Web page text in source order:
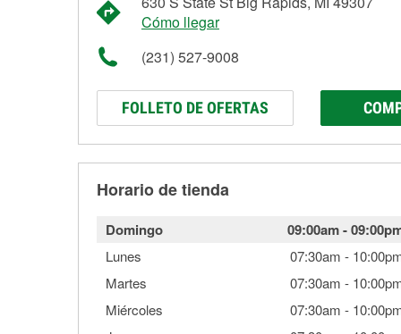
Cómo llegar
(231) 527-9008
FOLLETO DE OFERTAS
Horario de tienda
Domingo 09:00am-
Lunes 07:30am -
Martes
07:30am -
Miércoles
07:30am -